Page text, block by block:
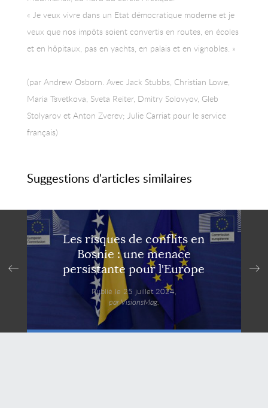
« Je veux vivre dans un Etat démocratique moderne et je
veux que nos impôts soient convertis en routes, en écoles
et en hôpitaux, pas en yachts, en palais et en vignobles. »
(par Andrew Osborn. Avec Jack Stubbs, Christian Lowe,
Maria Tsvetkova, Sveta Reiter, Dmitry Solovyov, Gleb
Stolyarov et Anton Zverev; Julie Carriat pour le service
français)
Suggestions d'articles similaires
Les risques de conflits en
Bosnie : une menace
persistante pour l'Europe
Publié le 25 juillet 2024,
par VisionsMag.